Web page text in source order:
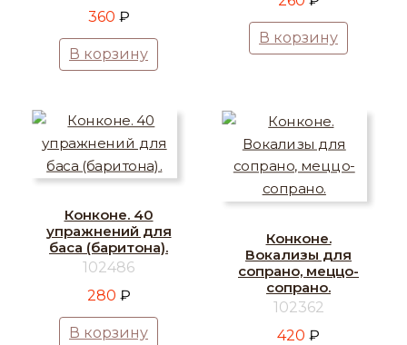
360 ₽
В корзину
В корзину
Конконе. 40
упражнений для
баса (баритона).
102486
280 ₽
В корзину
Конконе.
Вокализы для
сопрано, меццо-
сопрано.
102362
420 ₽